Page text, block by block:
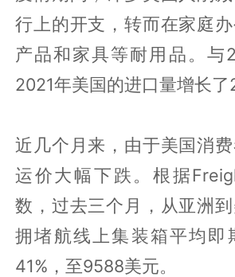
行上的开支，转而在家庭
产品和家具等耐用品。与
2021年美国的进口量增长了
近几个月来，由于美国消费
运价大幅下跌。根据
数，过去三个月，从亚洲
拥堵航线上集装箱平均即
41%，至9588美元。